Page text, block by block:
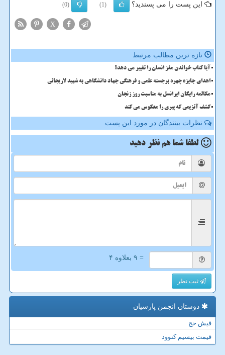
این پست را می پسندید؟ (1)
(0)
X
تازه ترین مطالب مرتبط
آیا کتاب خواندن مغز انسان را تغییر می دهد؟
اهدای جایزه چهره برجسته علمی و فرهنگی جهاد دانشگاهی به شهید لاریجانی
مکالمه رایگان ایرانسل به مناسبت روز زنجان
کشف آنزیمی که پیری را معکوس می کند
نظرات بینندگان در مورد این پست
لطفا شما هم نظر دهید
= ۹ بعلاوه ۴
ثبت نظر
دوستان انجمن پارسیان
فیش حج
قیمت بیسیم کنوود